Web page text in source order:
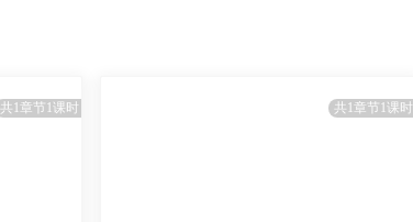
共1章节1课时 共1章节1课时